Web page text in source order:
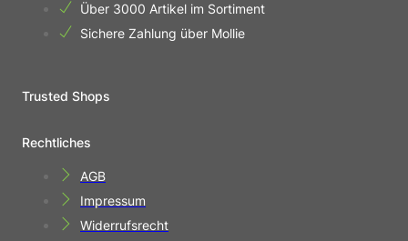
Über 3000 Artikel im Sortiment
Sichere Zahlung über Mollie
Trusted Shops
Rechtliches
AGB
Impressum
Widerrufsrecht